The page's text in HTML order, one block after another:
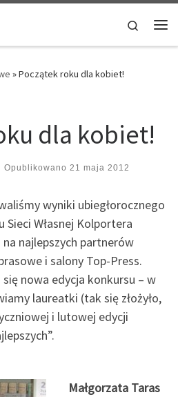
Search
»Początek roku dla kobiet!
dla kobiet!
Opublikowano 21 maja 2012
wyniki ubiegłorocznego
Własnej Kolportera
na najlepszych partnerów
i salony Top-Press.
się nowa edycja konkursu – w
laureatki (tak się złożyło,
i lutowej edycji
Małgorzata Taras